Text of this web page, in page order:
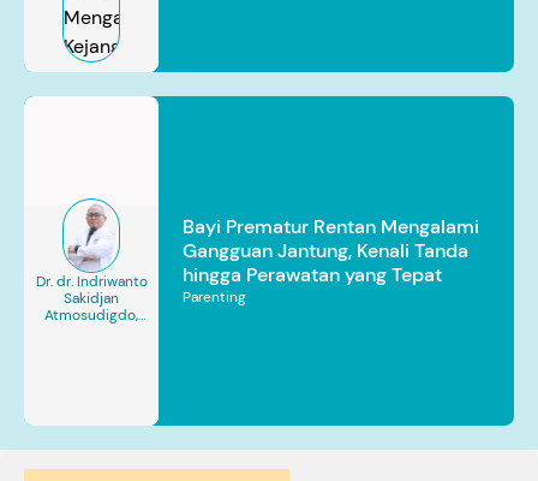
Dr. dr. Indriwanto
Sakidjan
Atmosudigdo,
Bayi Prematur Rentan Mengalami
Gangguan Jantung, Kenali Tanda
hingga Perawatan yang Tepat
Parenting